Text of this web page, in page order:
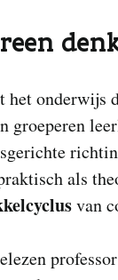
het onderwijs
groeperen
als
van